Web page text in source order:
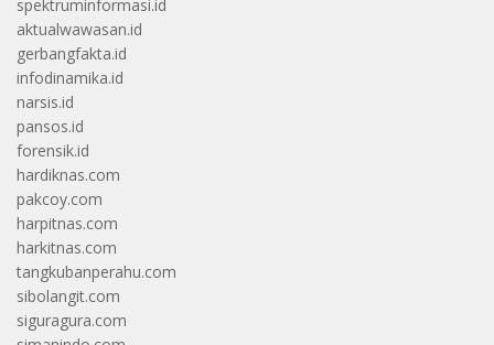
spektruminformasi.id
aktualwawasan.id
gerbangfakta.id
infodinamika.id
narsis.id
pansos.id
forensik.id
hardiknas.com
pakcoy.com
harpitnas.com
harkitnas.com
tangkubanperahu.com
sibolangit.com
siguragura.com